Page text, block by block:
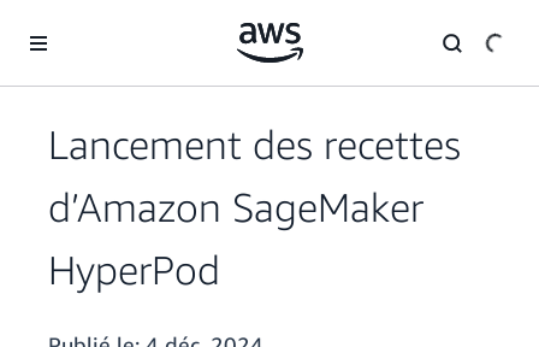
Lancement des recettes
d’Amazon SageMaker
HyperPod